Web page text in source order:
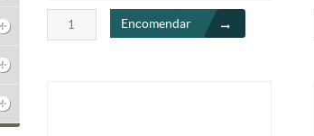
Encomendar